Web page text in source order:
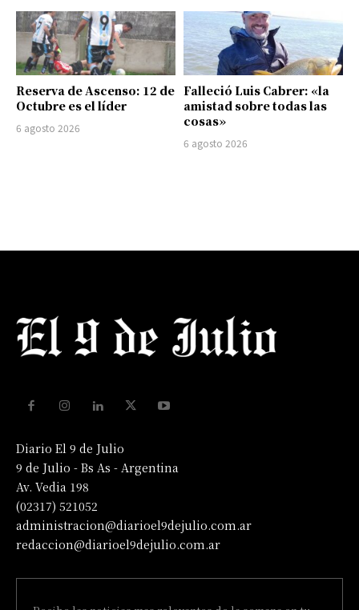
Reserva de Ascenso: 12 de
Octubre es el líder
6 agosto 2026
Falleció Luis Cabrer: «la
amistad sobre todas las
cosas»
6 agosto 2026
Diario El 9 de Julio
9 de Julio - Bs As - Argentina
Av. Vedia 198
(02317) 521052
administracion@diarioel9dejulio.com.ar
redaccion@diarioel9dejulio.com.ar